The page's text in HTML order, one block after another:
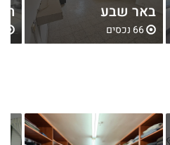
באר שבע
66 נכסים